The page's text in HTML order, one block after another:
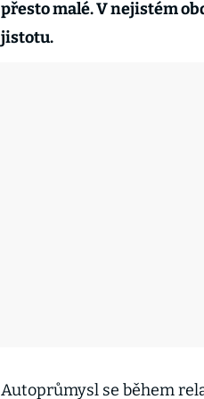
přesto malé. V nejistém
jistotu.
Autoprůmysl se během